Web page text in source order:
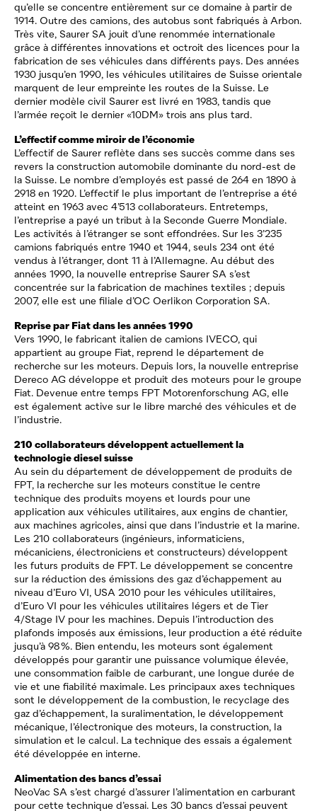
qu’elle se concentre entièrement sur ce domaine à partir de
1914. Outre des camions, des autobus sont fabriqués à Arbon.
Très vite, Saurer SA jouit d’une renommée internationale
grâce à différentes innovations et octroit des licences pour la
fabrication de ses véhicules dans différents pays. Des années
1930 jusqu’en 1990, les véhicules utilitaires de Suisse orientale
marquent de leur empreinte les routes de la Suisse. Le
dernier modèle civil Saurer est livré en 1983, tandis que
l’armée reçoit le dernier «10DM» trois ans plus tard.
L’effectif comme miroir de l’économie
L’effectif de Saurer reflète dans ses succès comme dans ses
revers la construction automobile dominante du nord-est de
la Suisse. Le nombre d’employés est passé de 264 en 1890 à
2918 en 1920. L’effectif le plus important de l’entreprise a été
atteint en 1963 avec 4’513 collaborateurs. Entretemps,
l’entreprise a payé un tribut à la Seconde Guerre Mondiale.
Les activités à l’étranger se sont effondrées. Sur les 3’235
camions fabriqués entre 1940 et 1944, seuls 234 ont été
vendus à l’étranger, dont 11 à l’Allemagne. Au début des
années 1990, la nouvelle entreprise Saurer SA s’est
concentrée sur la fabrication de machines textiles ; depuis
2007, elle est une filiale d’OC Oerlikon Corporation SA.
Reprise par Fiat dans les années 1990
Vers 1990, le fabricant italien de camions IVECO, qui
appartient au groupe Fiat, reprend le département de
recherche sur les moteurs. Depuis lors, la nouvelle entreprise
Dereco AG développe et produit des moteurs pour le groupe
Fiat. Devenue entre temps FPT Motorenforschung AG, elle
est également active sur le libre marché des véhicules et de
l’industrie.
210 collaborateurs développent actuellement la
technologie diesel suisse
Au sein du département de développement de produits de
FPT, la recherche sur les moteurs constitue le centre
technique des produits moyens et lourds pour une
application aux véhicules utilitaires, aux engins de chantier,
aux machines agricoles, ainsi que dans l’industrie et la marine.
Les 210 collaborateurs (ingénieurs, informaticiens,
mécaniciens, électroniciens et constructeurs) développent
les futurs produits de FPT. Le développement se concentre
sur la réduction des émissions des gaz d’échappement au
niveau d’Euro VI, USA 2010 pour les véhicules utilitaires,
d’Euro VI pour les véhicules utilitaires légers et de Tier
4/Stage IV pour les machines. Depuis l’introduction des
plafonds imposés aux émissions, leur production a été réduite
jusqu’à 98 %. Bien entendu, les moteurs sont également
développés pour garantir une puissance volumique élevée,
une consommation faible de carburant, une longue durée de
vie et une fiabilité maximale. Les principaux axes techniques
sont le développement de la combustion, le recyclage des
gaz d’échappement, la suralimentation, le développement
mécanique, l’électronique des moteurs, la construction, la
simulation et le calcul. La technique des essais a également
été développée en interne.
Alimentation des bancs d’essai
NeoVac SA s’est chargé d’assurer l’alimentation en carburant
pour cette technique d’essai. Les 30 bancs d’essai peuvent